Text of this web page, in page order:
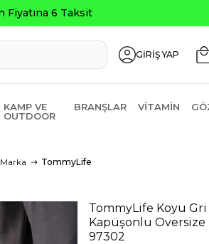
GİRİŞ YAP
KAMP VE
OUTDOOR
BRANŞLAR VITAMIN
Marka TommyLife
TommyLife Koyu
Kapüşonlu Oversize
97302